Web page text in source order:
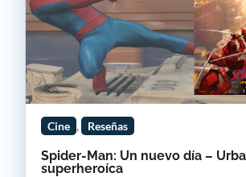
Spider-Man: Un nuevo día –
superheroíca
Cine , Reseñas